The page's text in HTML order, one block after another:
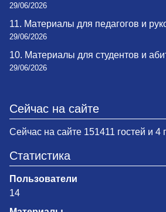
29/06/2026
11. Материалы для педагогов и
29/06/2026
10. Материалы для студентов и
29/06/2026
Сейчас на сайте
Сейчас на сайте 151411 гостей и 4
Статистика
Пользователи
14